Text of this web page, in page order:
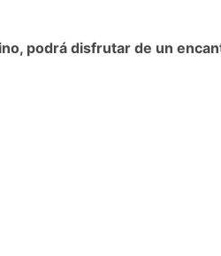
podrá disfrutar de un